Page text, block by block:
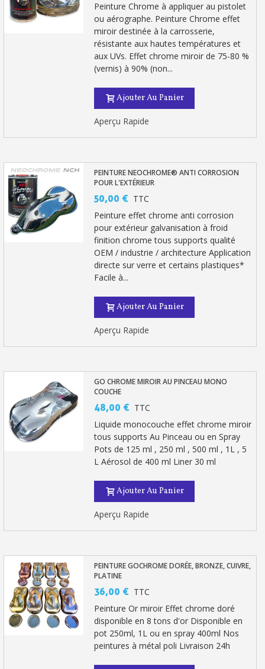
Inscription à la newsletter : 5€ de réduction
Livraison sous 24 h en France Métropolitaine
Livraison offerte en France métropolitaine pour 250€ d'achats
Paiement en 4x sans frais dès 30€ d'achats
Votre devis en ligne en moins d'1 minute
Réduction de 5€ sur la première commande
10€ de bon d'achat pour chaque parrainage
Inscription à la newsletter : 5€ de réduction
Livraison sous 24 h en France Métropolitaine
Paiement en 4x sans frais dès 30€ d'achats
Votre devis en ligne en moins d'1 minute
Gagnez des points de fidélité à chaque commande
Livraison sous 24 h en France Métropolitaine
Retour produits sous 14 jours
Réduction de 5€ sur la première commande
10€ de bon d'achat pour chaque parrainage
Peinture Chrome à appliquer au pistolet
ou aérographe. Peinture Chrome effet
miroir destinée à la carrosserie,
résistante aux hautes températures et
aux UVs. Effet chrome miroir de 75-80 %
(vernis) à 90% (non...
Ajouter Au Panier
Aperçu Rapide
PEINTURE NEOCHROME® ANTI CORROSION
POUR L'EXTÉRIEUR
50,00 € TTC
Peinture effet chrome anti corrosion
pour extérieur galvanisation à froid
finition chrome tous supports qualité
OEM / industrie / architecture Application
directe sur verre et certains plastiques*
Facile à...
Ajouter Au Panier
Aperçu Rapide
GO CHROME MIROIR AU PINCEAU MONO
COUCHE
48,00 € TTC
Liquide monocouche effet chrome miroir
tous supports Au Pinceau ou en Spray
Pots de 125 ml , 250 ml , 500 ml , 1L , 5
L Aérosol de 400 ml Liner 30 ml
Ajouter Au Panier
Aperçu Rapide
PEINTURE GOCHROME DORÉE, BRONZE, CUIVRE,
PLATINE
36,00 € TTC
Peinture Or miroir Effet chrome doré
disponible en 8 tons d'or Disponible en
pot 250ml, 1L ou en spray 400ml Nos
peintures à métal poli Livraison 24h